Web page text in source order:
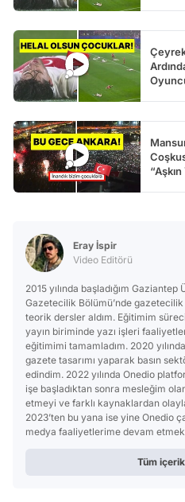
Eray İspir
Video Editörü
2015 yılında başladığım
Gazetecilik Bölümü’nde
teorik dersler aldım. Eğitimim
yayın biriminde yazı işleri
eğitimimi tamamladım. 2020
gazete tasarımı yaparak basın
edindim. 2022 yılında Onedio
işe başladıktan sonra mesleğim
etmeyi ve farklı kaynaklardan
2023’ten bu yana ise yine Onedio
medya faaliyetlerime devam
Tüm